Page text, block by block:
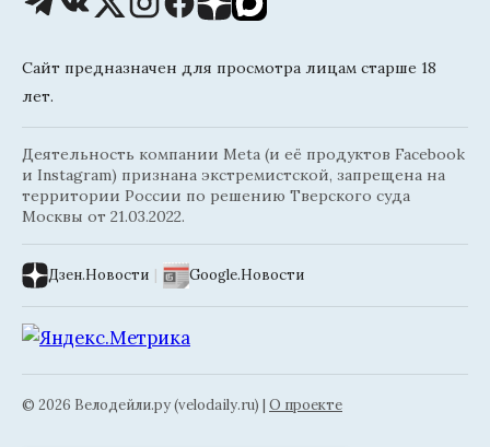
Сайт предназначен для просмотра лицам старше 18
лет.
Деятельность компании Meta (и её продуктов Facebook
и Instagram) признана экстремистской, запрещена на
территории России по решению Тверского суда
Москвы от 21.03.2022.
Дзен.Новости | Google.Новости
© 2026 Велодейли.ру (velodaily.ru) | О проекте